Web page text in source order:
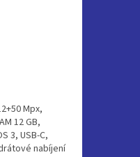
Mpx,
12 GB,
3, USB-C,
nabíjení